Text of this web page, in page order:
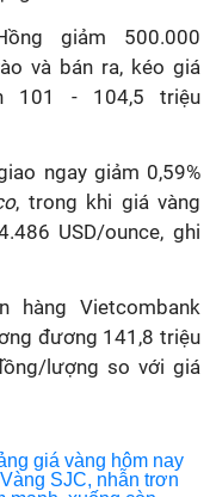
giảm 500.000
và bán ra, kéo giá
101 - 104,5 triệu
ngay giảm 0,59%
, trong khi giá vàng
USD/ounce, ghi
hàng Vietcombank
đương 141,8 triệu
lượng so với giá